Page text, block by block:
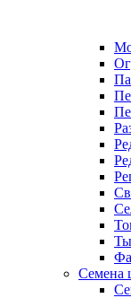
Семена